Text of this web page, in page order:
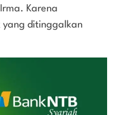
Karena
yang ditinggalkan